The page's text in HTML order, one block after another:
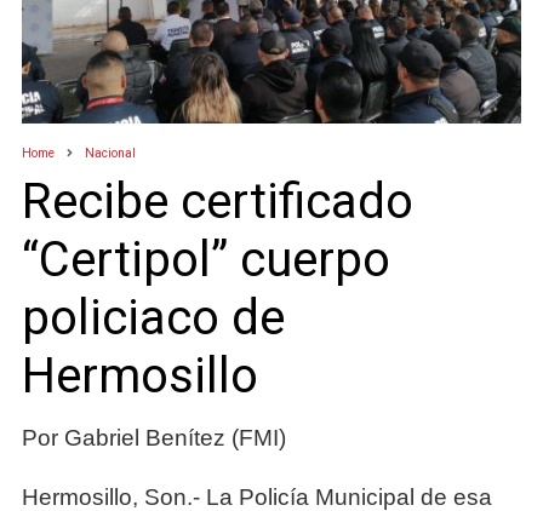
Home Nacional
Recibe certificado
“Certipol” cuerpo
policiaco de
Hermosillo
Por Gabriel Benítez (FMI)
Hermosillo, Son.- La Policía Municipal de esa